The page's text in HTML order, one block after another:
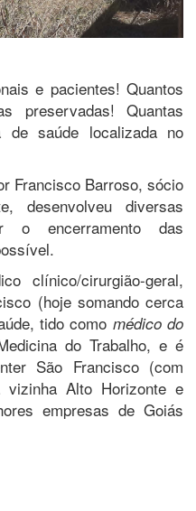
e pacientes! Quantos
preservadas! Quantas
de saúde localizada no
Francisco Barroso, sócio
desenvolveu diversas
o encerramento das
clínico/cirurgião-geral,
(hoje somando cerca
tido como médico do
do Trabalho, e é
São Francisco (com
Alto Horizonte e
empresas de Goiás